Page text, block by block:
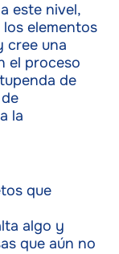
este nivel,
elementos
cree una
el proceso
de
la
que
algo y
que aún no